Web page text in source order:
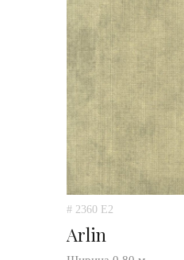
# 2360 E2
Arlin